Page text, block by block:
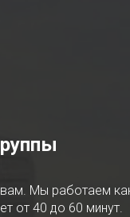
Мы работаем
от 40 до 60 минут.